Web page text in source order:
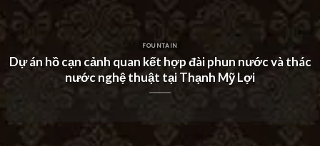
FOUNTAIN
Dự án thác nước tường hiện đại tại Khu Dân Cư Hà Đô
Villa